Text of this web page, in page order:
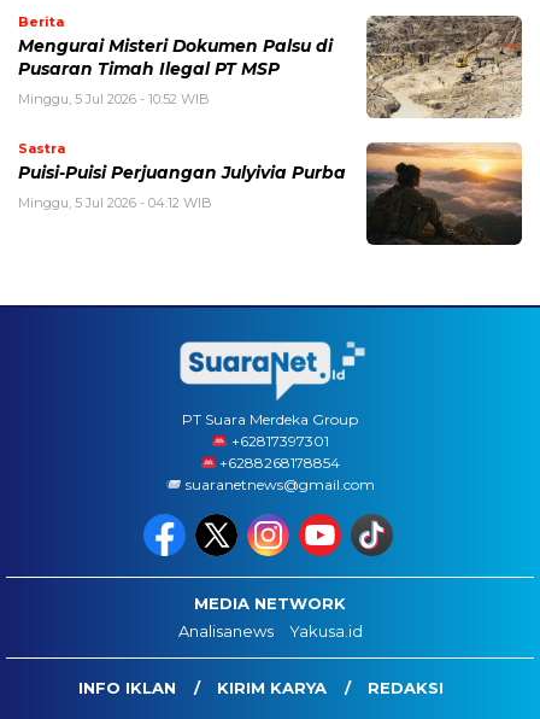
Berita
Mengurai Misteri Dokumen Palsu di
Pusaran Timah Ilegal PT MSP
Minggu, 5 Jul 2026 - 10:52 WIB
Sastra
Puisi-Puisi Perjuangan Julyivia Purba
Minggu, 5 Jul 2026 - 04:12 WIB
PT Suara Merdeka Group
‪+62817397301
+6288268178854
suaranetnews@gmail.com
MEDIA NETWORK
Analisanews
Yakusa.id
INFO IKLAN KIRIM KARYA REDAKSI